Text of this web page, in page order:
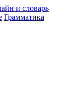
Грамматика